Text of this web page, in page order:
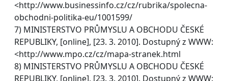
<http://www.businessinfo.cz/cz/rubrika/spolecna-
obchodni-politika-eu/1001599/
7) MINISTERSTVO PRŮMYSLU A OBCHODU ČESKÉ
REPUBLIKY, [online], [23. 3. 2010]. Dostupný z WWW:
<http://www.mpo.cz/cz/mapa-stranek.html
8) MINISTERSTVO PRŮMYSLU A OBCHODU ČESKÉ
REPUBLIKY, [online], [23. 3. 2010]. Dostupný z WWW: